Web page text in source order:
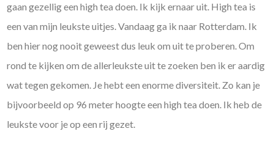
gaan gezellig een high tea doen. Ik kijk ernaar uit. High tea is
een van mijn leukste uitjes. Vandaag ga ik naar Rotterdam. Ik
ben hier nog nooit geweest dus leuk om uit te proberen. Om
rond te kijken om de allerleukste uit te zoeken ben ik er aardig
wat tegen gekomen. Je hebt een enorme diversiteit. Zo kan je
bijvoorbeeld op 96 meter hoogte een high tea doen. Ik heb de
leukste voor je op een rij gezet.